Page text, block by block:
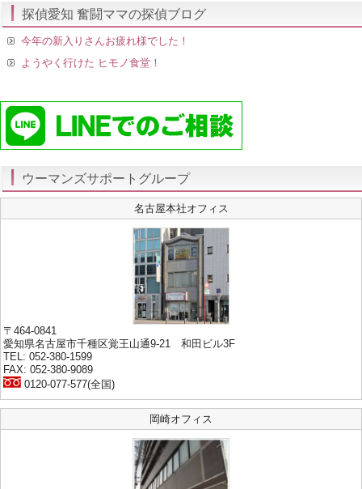
探偵愛知 奮闘ママの探偵ブログ
今年の新入りさんお疲れ様でした！
ようやく行けた ヒモノ食堂！
ウーマンズサポートグループ
名古屋本社オフィス
〒464-0841
愛知県名古屋市千種区覚王山通9-21 和田ビル3F
TEL: 052-380-1599
FAX: 052-380-9089
0120-077-577(全国)
岡崎オフィス